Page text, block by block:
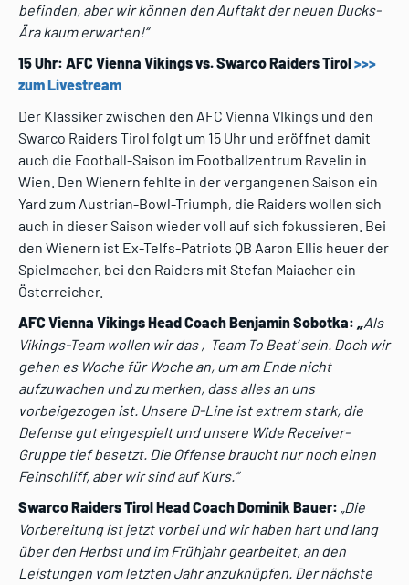
befinden, aber wir können den Auftakt der neuen Ducks-
Ära kaum erwarten!“
15 Uhr: AFC Vienna Vikings vs. Swarco Raiders Tirol>>>
zum Livestream
Der Klassiker zwischen den AFC Vienna VIkings und den
Swarco Raiders Tirol folgt um 15 Uhr und eröffnet damit
auch die Football-Saison im Footballzentrum Ravelin in
Wien. Den Wienern fehlte in der vergangenen Saison ein
Yard zum Austrian-Bowl-Triumph, die Raiders wollen sich
auch in dieser Saison wieder voll auf sich fokussieren. Bei
den Wienern ist Ex-Telfs-Patriots QB Aaron Ellis heuer der
Spielmacher, bei den Raiders mit Stefan Maiacher ein
Österreicher.
AFC Vienna Vikings Head Coach Benjamin Sobotka: „Als
Vikings-Team wollen wir das ‚Team To Beat‘ sein. Doch wir
gehen es Woche für Woche an, um am Ende nicht
aufzuwachen und zu merken, dass alles an uns
vorbeigezogen ist. Unsere D-Line ist extrem stark, die
Defense gut eingespielt und unsere Wide Receiver-
Gruppe tief besetzt. Die Offense braucht nur noch einen
Feinschliff, aber wir sind auf Kurs.“
Swarco Raiders Tirol Head Coach Dominik Bauer: „Die
Vorbereitung ist jetzt vorbei und wir haben hart und lang
über den Herbst und im Frühjahr gearbeitet, an den
Leistungen vom letzten Jahr anzuknüpfen. Der nächste